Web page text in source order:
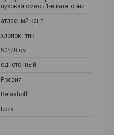
пуховая смесь 1-й категории
атласный кант
хлопок - тик
50*70 см
однотонный
Россия
Belashoff
Бриз